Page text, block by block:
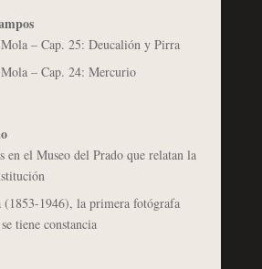
– Cap. 25: Deucalión y Pirra
– Cap. 24: Mercurio
en el Museo del Prado que relatan la
1946), la primera fotógrafa
tiene constancia